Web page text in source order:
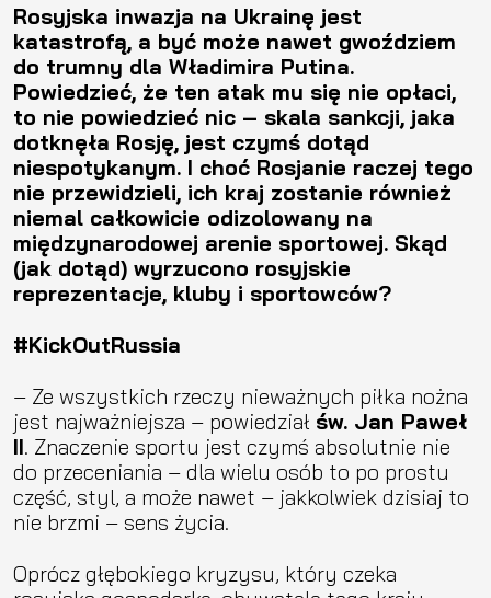
Rosyjska inwazja na Ukrainę jest
katastrofą, a być może nawet gwoździem
do trumny dla Władimira Putina.
Powiedzieć, że ten atak mu się nie opłaci,
to nie powiedzieć nic – skala sankcji, jaka
dotknęła Rosję, jest czymś dotąd
niespotykanym. I choć Rosjanie raczej tego
nie przewidzieli, ich kraj zostanie również
niemal całkowicie odizolowany na
międzynarodowej arenie sportowej. Skąd
(jak dotąd) wyrzucono rosyjskie
reprezentacje, kluby i sportowców?
#KickOutRussia
– Ze wszystkich rzeczy nieważnych piłka nożna
jest najważniejsza – powiedział św. Jan Paweł
II. Znaczenie sportu jest czymś absolutnie nie
do przeceniania – dla wielu osób to po prostu
część, styl, a może nawet – jakkolwiek dzisiaj to
nie brzmi – sens życia.
Oprócz głębokiego kryzysu, który czeka